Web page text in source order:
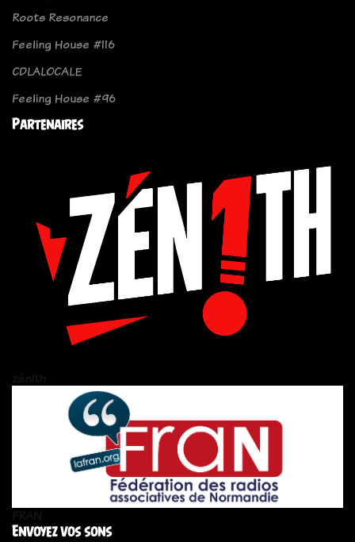
Roots Resonance
Feeling House #116
CDLALOCALE
Feeling House #96
Partenaires
Envoyez vos sons